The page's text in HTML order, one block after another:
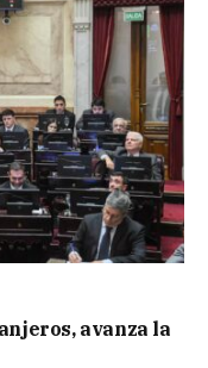
avanza la